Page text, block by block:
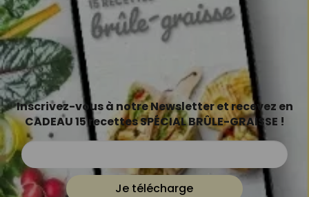
Inscrivez-vous à notre Newsletter et recevez en
CADEAU 15 recettes SPÉCIAL BRÛLE-GRAISSE !
Je télécharge